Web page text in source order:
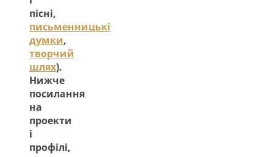
пісні,
письменницькі
думки,
творчий
шлях).
Нижче
посилання
на
проекти
і
профілі,